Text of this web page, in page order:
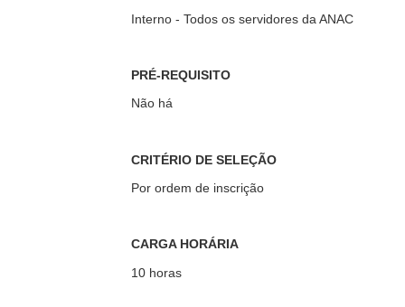
Interno - Todos os servidores da ANAC
PRÉ-REQUISITO
Não há
CRITÉRIO DE SELEÇÃO
Por ordem de inscrição
CARGA HORÁRIA
10 horas